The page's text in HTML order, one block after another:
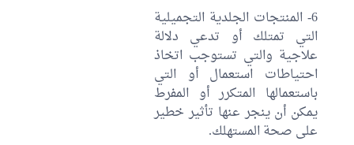
6- المنتجات الجلدية التجميلية
التي تمتلك أو تدعي دلالة
علاجية والتي تستوجب اتخاذ
احتياطات استعمال أو التي
باستعمالها المتكرر أو المفرط
يمكن أن ينجر عنها تأثير خطير
على صحة المستهلك.